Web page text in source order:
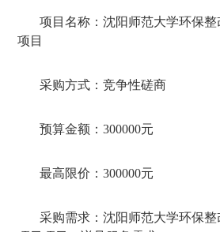
项目名称：沈阳师范大学环保
项目
采购方式：竞争性磋商
预算金额： 300000元
最高限价： 300000元
采购需求：沈阳师范大学环保